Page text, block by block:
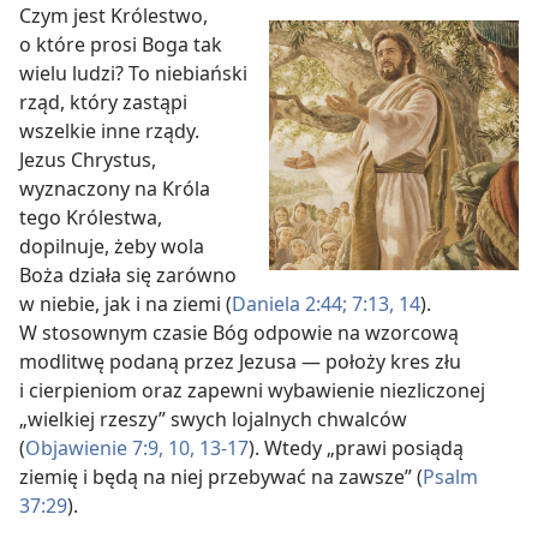
Czym jest Królestwo,
o które prosi Boga tak
wielu ludzi? To niebiański
rząd, który zastąpi
wszelkie inne rządy.
Jezus Chrystus,
wyznaczony na Króla
tego Królestwa,
dopilnuje, żeby wola
Boża działa się zarówno
w niebie, jak i na ziemi (Daniela 2:44; 7:13, 14).
W stosownym czasie Bóg odpowie na wzorcową
modlitwę podaną przez Jezusa — położy kres złu
i cierpieniom oraz zapewni wybawienie niezliczonej
„wielkiej rzeszy” swych lojalnych chwalców
(Objawienie 7:9, 10, 13-17). Wtedy „prawi posiądą
ziemię i będą na niej przebywać na zawsze” (Psalm
37:29).